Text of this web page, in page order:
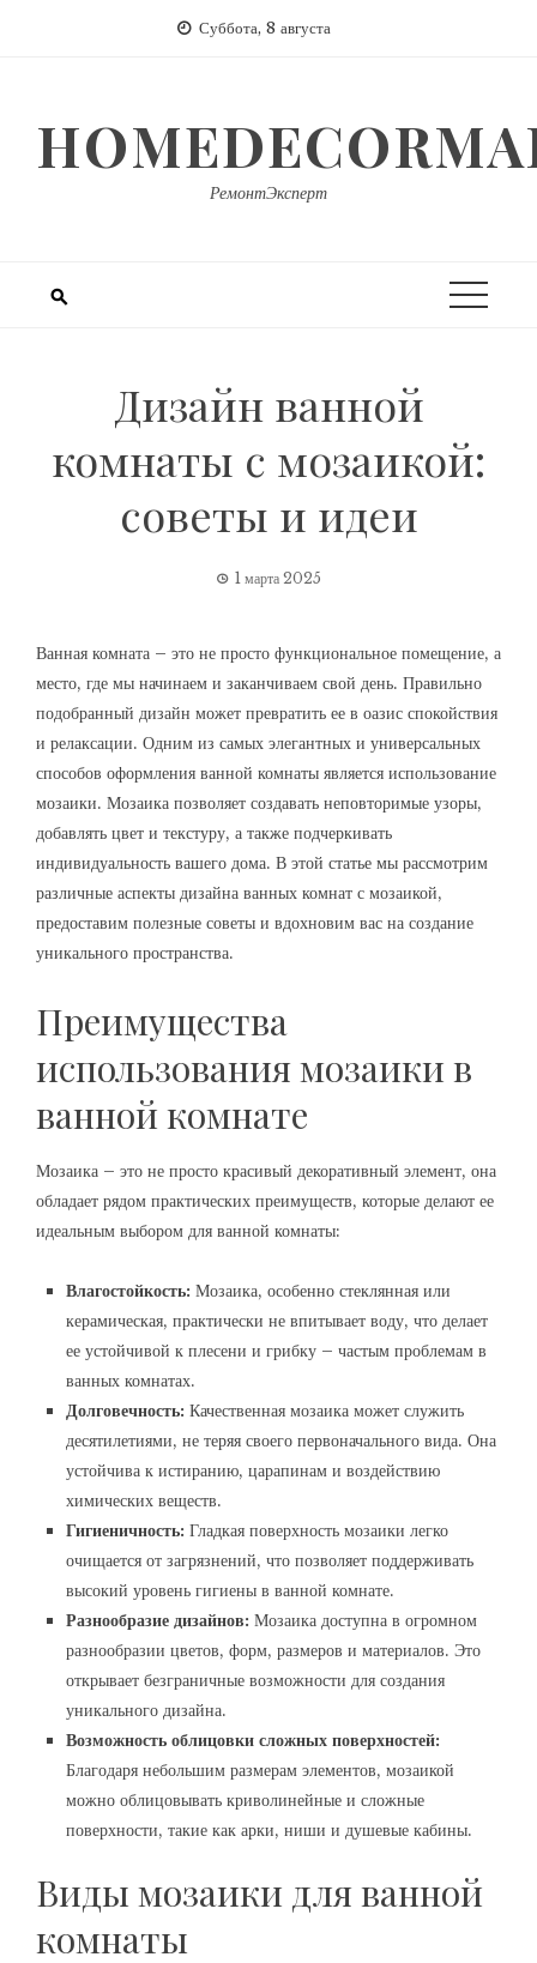
Суббота, 8 августа
РемонтЭксперт
Дизайн ванной
комнаты с мозаикой:
советы и идеи
1 марта 2025
Ванная комната – это не просто функциональное помещение, а
место, где мы начинаем и заканчиваем свой день. Правильно
подобранный дизайн может превратить ее в оазис спокойствия
и релаксации. Одним из самых элегантных и универсальных
способов оформления ванной комнаты является использование
мозаики. Мозаика позволяет создавать неповторимые узоры,
добавлять цвет и текстуру, а также подчеркивать
индивидуальность вашего дома. В этой статье мы рассмотрим
различные аспекты дизайна ванных комнат с мозаикой,
предоставим полезные советы и вдохновим вас на создание
уникального пространства.
Преимущества
использования мозаики в
ванной комнате
Мозаика – это не просто красивый декоративный элемент, она
обладает рядом практических преимуществ, которые делают ее
идеальным выбором для ванной комнаты:
Влагостойкость: Мозаика, особенно стеклянная или
керамическая, практически не впитывает воду, что делает
ее устойчивой к плесени и грибку – частым проблемам в
ванных комнатах.
Долговечность: Качественная мозаика может служить
десятилетиями, не теряя своего первоначального вида. Она
устойчива к истиранию, царапинам и воздействию
химических веществ.
Гигиеничность: Гладкая поверхность мозаики легко
очищается от загрязнений, что позволяет поддерживать
высокий уровень гигиены в ванной комнате.
Разнообразие дизайнов: Мозаика доступна в огромном
разнообразии цветов, форм, размеров и материалов. Это
открывает безграничные возможности для создания
уникального дизайна.
Возможность облицовки сложных поверхностей:
Благодаря небольшим размерам элементов, мозаикой
можно облицовывать криволинейные и сложные
поверхности, такие как арки, ниши и душевые кабины.
Виды мозаики для ванной
комнаты